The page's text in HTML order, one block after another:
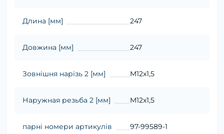
Длина [мм] 247
Довжина [мм] 247
Зовнішня нарізь 2 [мм] M12x1,5
Наружная резьба 2 [мм] M12x1,5
парні номери артикулів 97-99589-1